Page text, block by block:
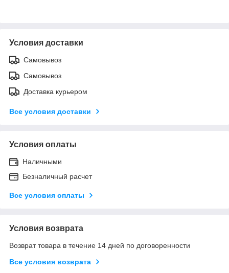
Условия доставки
Самовывоз
Самовывоз
Доставка курьером
Все условия доставки
Условия оплаты
Наличными
Безналичный расчет
Все условия оплаты
Условия возврата
Возврат товара в течение 14 дней по договоренности
Все условия возврата